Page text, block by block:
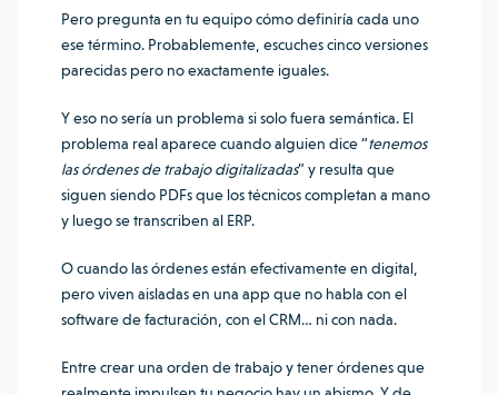
Pero pregunta en tu equipo cómo definiría cada uno
ese término. Probablemente, escuches cinco versiones
parecidas pero no exactamente iguales.
Y eso no sería un problema si solo fuera semántica. El
problema real aparece cuando alguien dice “tenemos
las órdenes de trabajo digitalizadas” y resulta que
siguen siendo PDFs que los técnicos completan a mano
y luego se transcriben al ERP.
O cuando las órdenes están efectivamente en digital,
pero viven aisladas en una app que no habla con el
software de facturación, con el CRM… ni con nada.
Entre crear una orden de trabajo y tener órdenes que